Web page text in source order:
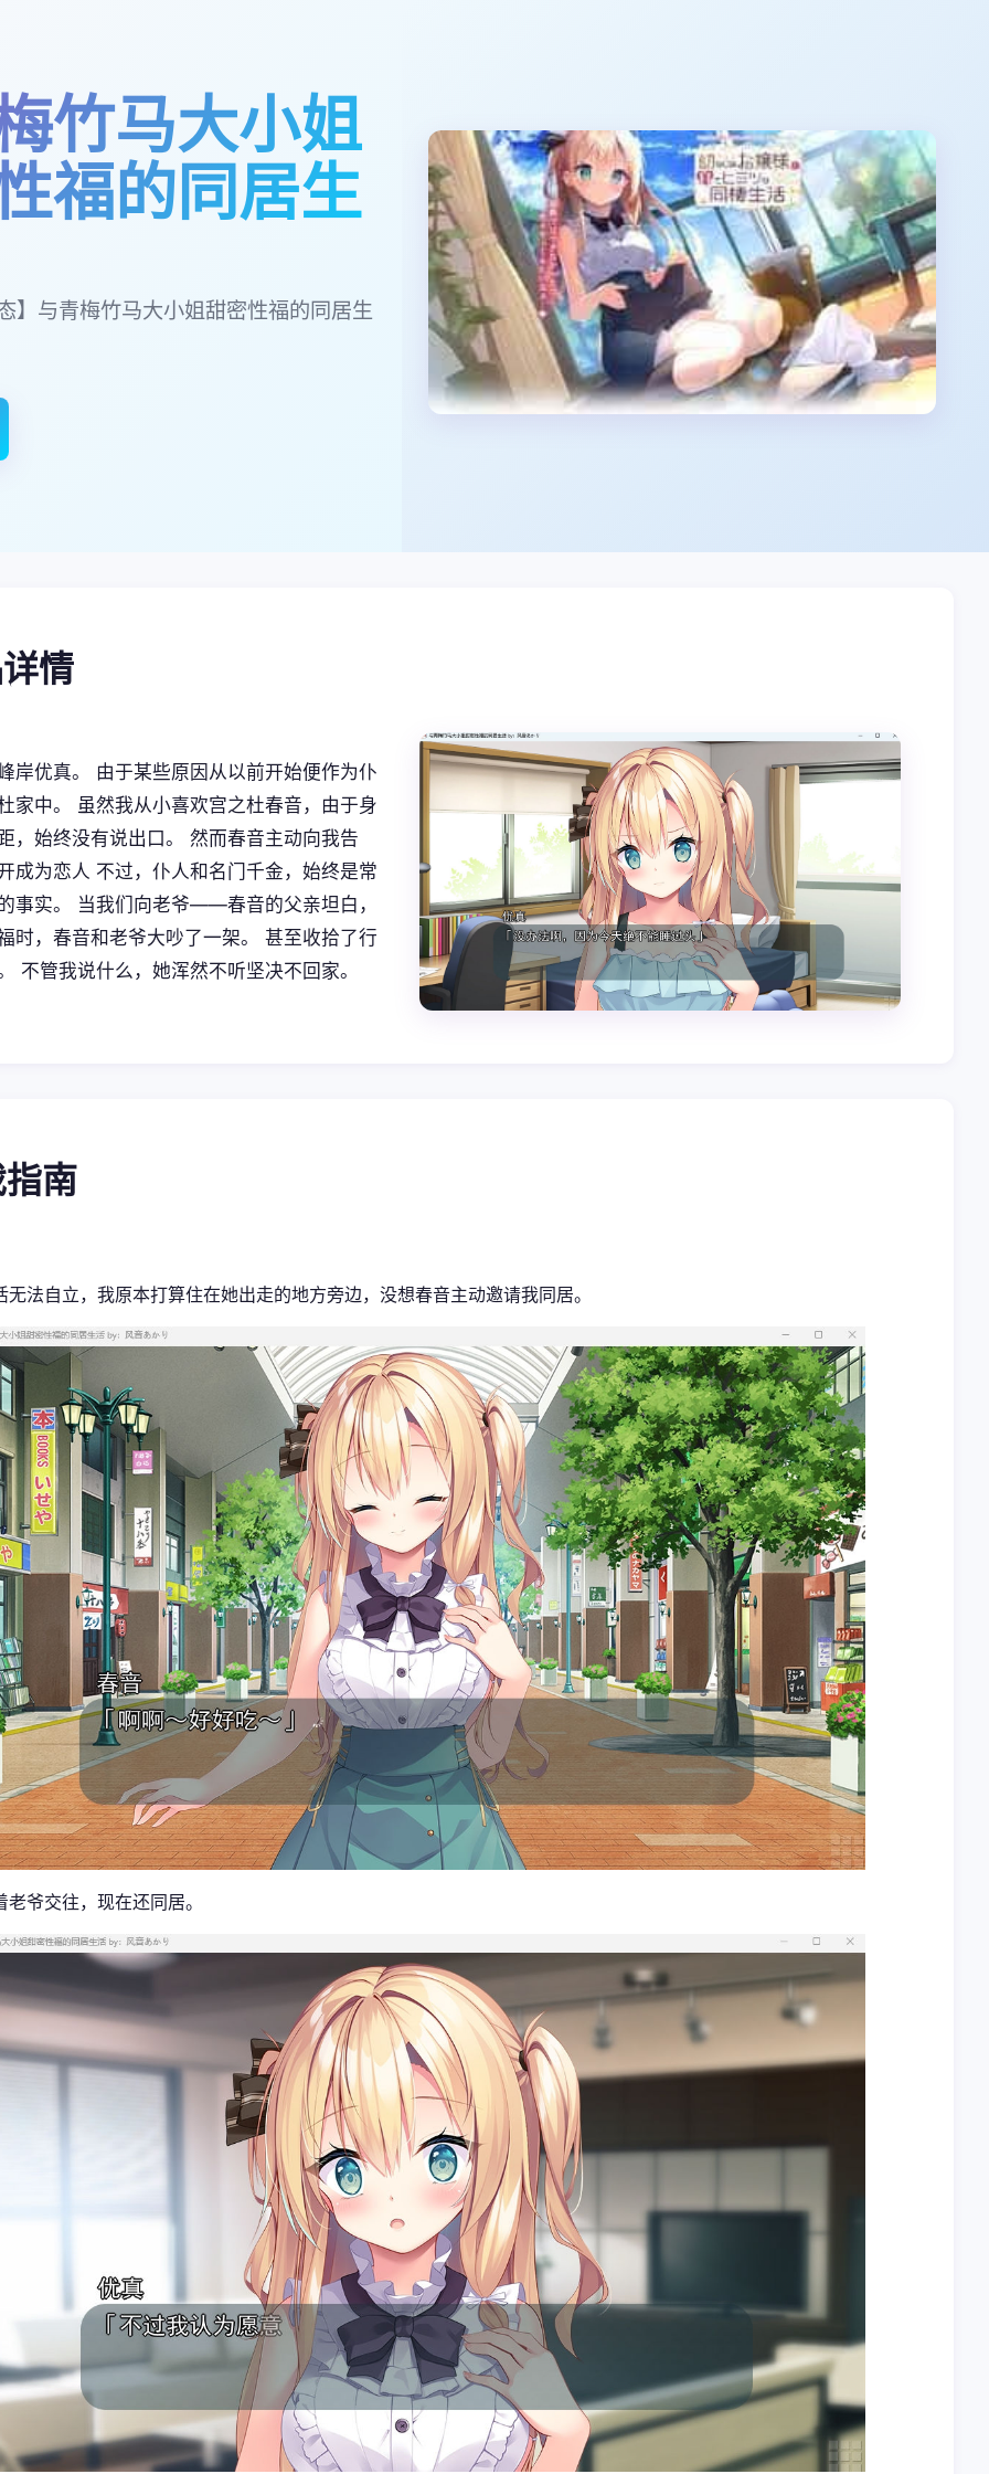
竹马大小姐
福的同居生
】与青梅竹马大小姐甜密性福的同居生
情
岸优真。 由于某些原因从以前开始便作为仆
家中。 虽然我从小喜欢宫之杜春音，由于身
，始终没有说出口。 然而春音主动向我告
成为恋人 不过，仆人和名门千金，始终是常
事实。 当我们向老爷——春音的父亲坦白，
时，春音和老爷大吵了一架。 甚至收拾了行
不管我说什么，她浑然不听坚决不回家。
南
无法自立，我原本打算住在她出走的地方旁边，没想春音主动邀请我同居。
老爷交往，现在还同居。